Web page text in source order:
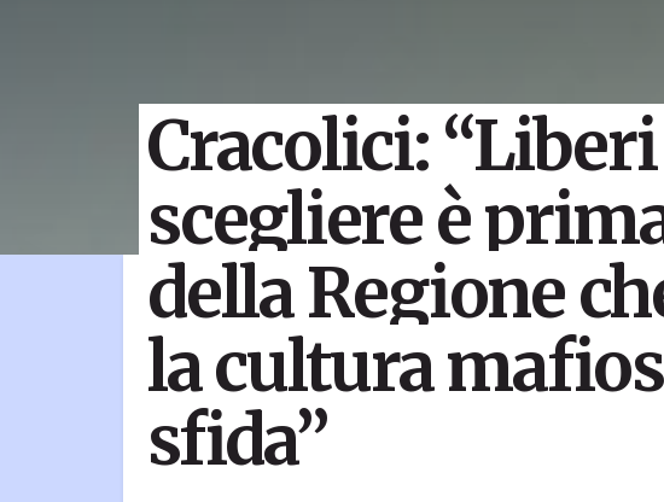
Cracolici:
scegliere è
della Regione
la cultura
sfida”